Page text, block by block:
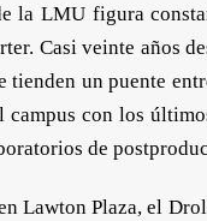
la LMU figura
Casi veinte años
tienden un puente
con los
de
Lawton Plaza, el